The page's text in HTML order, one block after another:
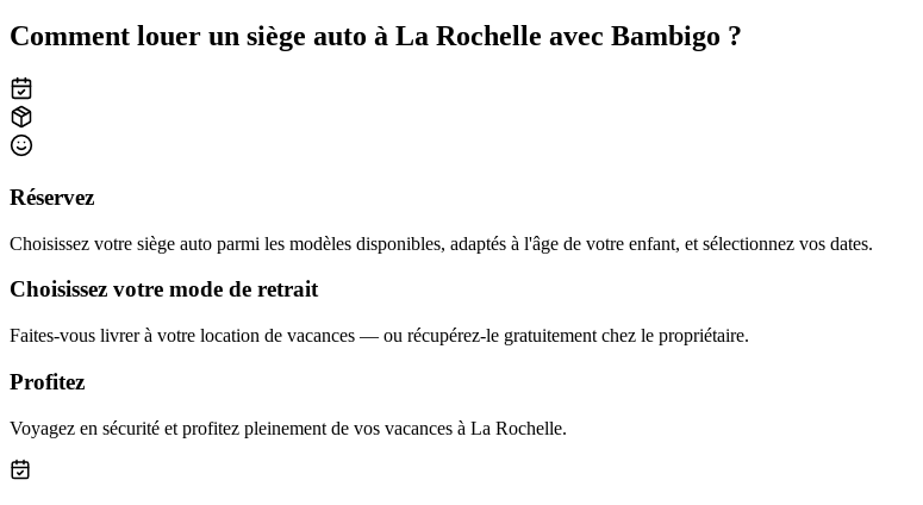
Comment louer un siège auto à La Rochelle avec Bambigo ?
Réservez
Choisissez votre siège auto parmi les modèles disponibles, adaptés à l'âge de votre enfant, et sélectionnez vos dates.
Choisissez votre mode de retrait
Faites-vous livrer à votre location de vacances — ou récupérez-le gratuitement chez le propriétaire.
Profitez
Voyagez en sécurité et profitez pleinement de vos vacances à La Rochelle.